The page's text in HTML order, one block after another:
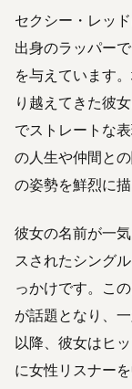
セクシー・レッ
出身のラッパー
を与えています
り越えてきた彼
でストレートな
の人生や仲間と
の姿勢を鮮烈に描
彼女の名前が一
スされたシング
っかけです。こ
が話題となり、
以降、彼女はヒ
に女性リスナー